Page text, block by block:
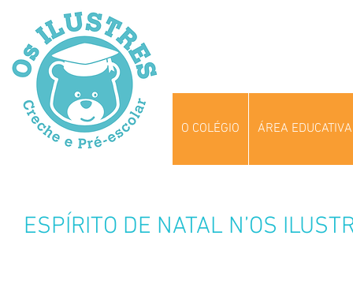
O COLÉGIO ÁREA EDUCATIVA
ESPÍRITO DE NATAL N’OS